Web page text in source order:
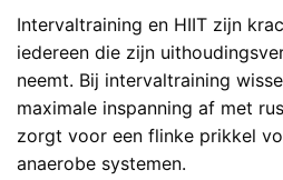
Intervaltraining en HIIT zijn
iedereen die zijn
neemt. Bij intervaltraining
maximale inspanning af met
zorgt voor een flinke prikkel
anaerobe systemen.